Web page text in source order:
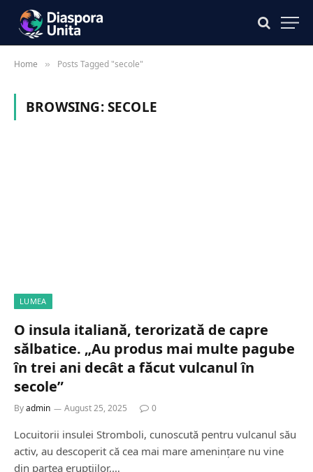
Home » Posts Tagged "secole"
BROWSING:SECOLE
LUMEA
O insula italiană, terorizată de capre
sălbatice. „Au produs mai multe pagube
în trei ani decât a făcut vulcanul în
secole”
Byadmin August 25, 2025 0
Locuitorii insulei Stromboli, cunoscută pentru vulcanul său
activ, au descoperit că cea mai mare amenințare nu vine
din partea erupțiilor,…